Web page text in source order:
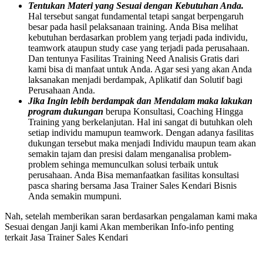
Tentukan Materi yang Sesuai dengan Kebutuhan Anda.
Hal tersebut sangat fundamental tetapi sangat berpengaruh
besar pada hasil pelaksanaan training. Anda Bisa melihat
kebutuhan berdasarkan problem yang terjadi pada individu,
teamwork ataupun study case yang terjadi pada perusahaan.
Dan tentunya Fasilitas Training Need Analisis Gratis dari
kami bisa di manfaat untuk Anda. Agar sesi yang akan Anda
laksanakan menjadi berdampak, Aplikatif dan Solutif bagi
Perusahaan Anda.
Jika Ingin lebih berdampak dan Mendalam maka lakukan
program dukungan berupa Konsultasi, Coaching Hingga
Training yang berkelanjutan. Hal ini sangat di butuhkan oleh
setiap individu mamupun teamwork. Dengan adanya fasilitas
dukungan tersebut maka menjadi Individu maupun team akan
semakin tajam dan presisi dalam menganalisa problem-
problem sehinga memunculkan solusi terbaik untuk
perusahaan. Anda Bisa memanfaatkan fasilitas konsultasi
pasca sharing bersama Jasa Trainer Sales Kendari Bisnis
Anda semakin mumpuni.
Nah, setelah memberikan saran berdasarkan pengalaman kami maka
Sesuai dengan Janji kami Akan memberikan Info-info penting
terkait Jasa Trainer Sales Kendari